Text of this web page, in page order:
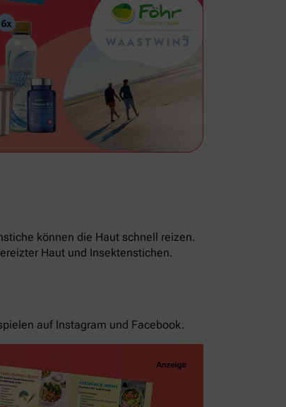
können die Haut schnell reizen.
Haut und Insektenstichen.
auf Instagram und Facebook.